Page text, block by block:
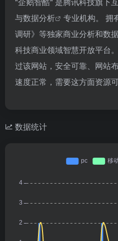
与数据分析
专业机构。 拥
调研》等独家商业分析和数
科技商业领域智慧开放平台。
过该网站，安全可靠、网站
速度正常，需要这方面资源
数据统计